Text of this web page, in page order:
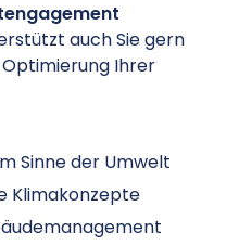
auch Sie gern
Ihrer
Sinne der Umwelt
Klimakonzepte